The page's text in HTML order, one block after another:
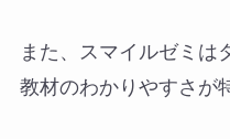
また、スマイルゼミは
教材のわかりやすさが